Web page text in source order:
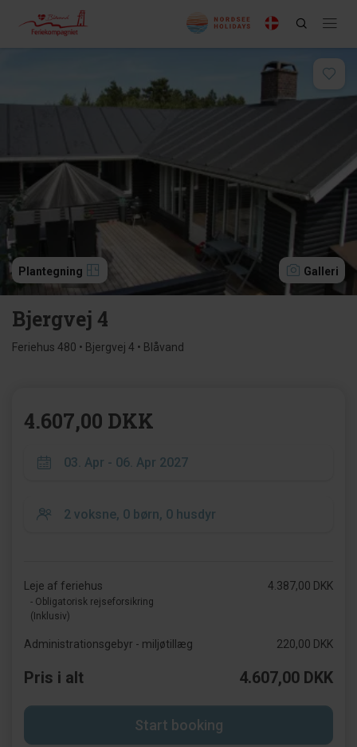
Plantegning Galleri
Bjergvej 4
Feriehus 480 • Bjergvej 4 • Blåvand
4.607,00 DKK
Leje af feriehus
- Obligatorisk rejseforsikring
(Inklusiv)
4.387,00 DKK
Administrationsgebyr - miljøtillæg 220,00 DKK
Pris i alt 4.607,00 DKK
Start booking